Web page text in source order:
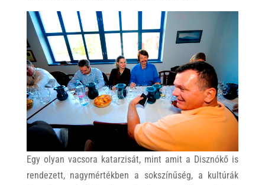
Egy olyan vacsora katarzisát, mint amit a Disznókő is
rendezett, nagymértékben a sokszínűség, a kultúrák